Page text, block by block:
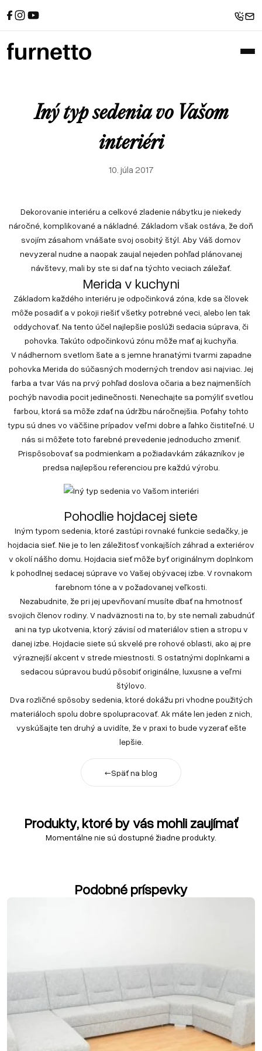
E-shop
Rohové sedačky
Pohovky
Sedačky v tvare U
Kreslá
Taburety
Atypické sedačky
Postele
Atypické postele
Recenzie od zákazníkov
Sedačky u zákazníkov
Postele u zákazníkov
Foto z výroby
E-shop
Rohové sedačky
Sedačky v tvare U
Kreslá
Leňošky
Taburety
Atypické sedačky
Postele
Atypické postele
Recenzie od zákazníkov
Sedačky u zákazníkov
Postele u zákazníkov
Foto z výroby
Interiéry a realizácie
Iný typ sedenia vo Vašom
interiéri
10. júla 2017
Dekorovanie interiéru a celkové zladenie nábytku je niekedy
náročné, komplikované a nákladné. Základom však ostáva, že doň
svojím zásahom vnášate svoj osobitý štýl. Aby Váš domov
nevyzeral nudne a naopak zaujal nejeden pohľad plánovanej
návštevy, mali by ste si dať na týchto veciach záležať.
Merida v kuchyni
Základom každého interiéru je odpočinková zóna, kde sa človek
môže posadiť a v pokoji riešiť všetky potrebné veci, alebo len tak
oddychovať. Na tento účel najlepšie poslúži sedacia súprava, či
pohovka. Takúto odpočinkovú zónu môže mať aj kuchyňa.
V nádhernom svetlom šate a s jemne hranatými tvarmi zapadne
pohovka Merida do súčasných moderných trendov asi najviac. Jej
farba a tvar Vás na prvý pohľad doslova očaria a bez najmenších
pochýb navodia pocit jedinečnosti. Nenechajte sa pomýliť svetlou
farbou, ktorá sa môže zdať na údržbu náročnejšia. Poťahy tohto
typu sú dnes vo väčšine prípadov veľmi dobre a ľahko čistiteľné. U
nás si môžete toto farebné prevedenie jednoducho zmeniť.
Prispôsobovať sa podmienkam a požiadavkám zákazníkov je
predsa najlepšou referenciou pre každú výrobu.
Pohodlie hojdacej siete
Iným typom sedenia, ktoré zastúpi rovnaké funkcie sedačky, je
hojdacia sieť. Nie je to len záležitosť vonkajších záhrad a exteriérov
v okolí nášho domu. Hojdacia sieť môže byť originálnym doplnkom
k pohodlnej sedacej súprave vo Vašej obývacej izbe. V rovnakom
farebnom tóne a v požadovanej veľkosti.
Nezabudnite, že pri jej upevňovaní musíte dbať na hmotnosť
svojich členov rodiny. V nadväznosti na to, by ste nemali zabudnúť
ani na typ ukotvenia, ktorý závisí od materiálov stien a stropu v
danej izbe. Hojdacie siete sú skvelé pre rohové oblasti, ako aj pre
výraznejší akcent v strede miestnosti. S ostatnými doplnkami a
sedacou súpravou budú pôsobiť originálne, luxusne a veľmi
štýlovo.
Dva rozličné spôsoby sedenia, ktoré dokážu pri vhodne použitých
materiáloch spolu dobre spolupracovať. Ak máte len jeden z nich,
vyskúšajte ten druhý a uvidíte, že v praxi to bude vyzerať ešte
lepšie.
←Späť na blog
Produkty, ktoré by vás mohli zaujímať
Momentálne nie sú dostupné žiadne produkty.
Podobné príspevky